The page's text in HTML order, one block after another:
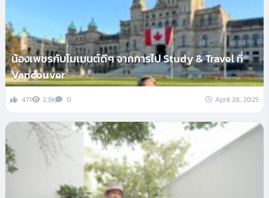
น้องเพชรกับโมเมนต์ดีๆ จากการไป Study & Travel ที่
Vancouver
471 2.9k 0 April 28, 2025